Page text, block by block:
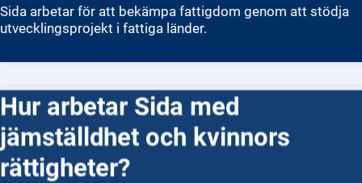
Sida arbetar för att bekämpa fattigdom genom att stödja
utvecklingsprojekt i fattiga länder.
Hur arbetar Sida med
jämställdhet och kvinnors
rättigheter?